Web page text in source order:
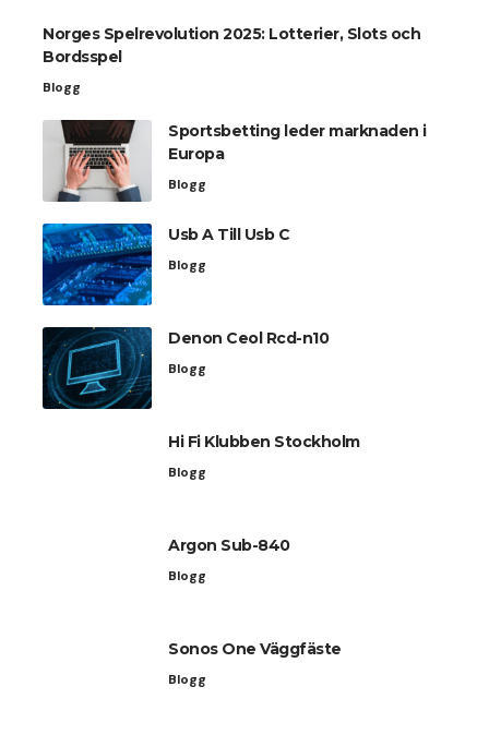
Norges Spelrevolution 2025: Lotterier, Slots och
Bordsspel
Blogg
Sportsbetting leder marknaden i
Europa
Blogg
Usb A Till Usb C
Blogg
Denon Ceol Rcd-n10
Blogg
Hi Fi Klubben Stockholm
Blogg
Argon Sub-840
Blogg
Sonos One Väggfäste
Blogg